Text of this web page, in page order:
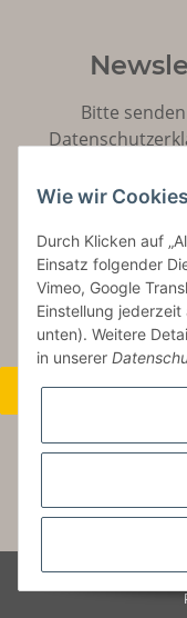
Bitte
widerruflich
Widerrufsbutton
* Alle Preise inkl.
©
Wie wir
Durch Klicken auf
Einsatz folgender
Vimeo, Google
Einstellung
unten). Weitere
in unserer